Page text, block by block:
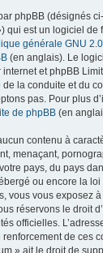
phpBB (désignés
qui est un logiciel de
générale GNU 2.0
(en anglais). Le
et phpBB
la conduite et du
pas. Pour plus
de phpBB (en
contenu à
menaçant,
pays, du pays
ou encore la
vous vous exposez
réservons le droit
officielles.
de ces
» ait le droit de